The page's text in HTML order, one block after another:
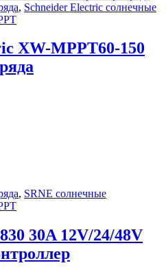
, Schneider Electric солнечные
XW-MPPT60-150
, SRNE солнечные
30A 12V/24/48V